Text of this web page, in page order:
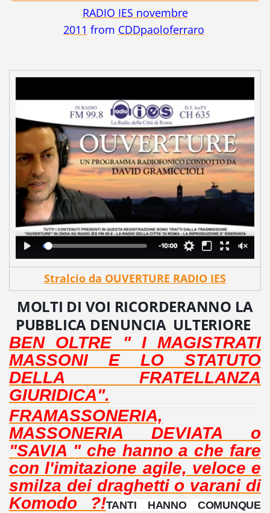
RADIO IES novembre
2011 from CDDpaoloferraro
Stralcio da OUVERTURE RADIO IES
MOLTI DI VOI RICORDERANNO LA
PUBBLICA DENUNCIA ULTERIORE
BEN OLTRE " I MAGISTRATI
MASSONI E LO STATUTO
DELLA FRATELLANZA
GIURIDICA".
FRAMASSONERIA,
MASSONERIA DEVIATA o
"SAVIA " che hanno a che fare
con l'imitazione agile, veloce e
smilza dei draghetti o varani di
Komodo ?!TANTI HANNO COMUNQUE